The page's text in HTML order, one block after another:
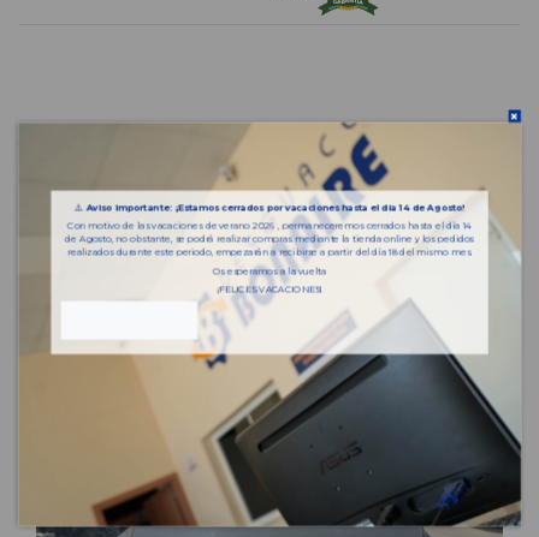
Vehículo de origen
⚠️ Aviso importante: ¡Estamos cerrados por vacaciones hasta el día 14 de Agosto!
Con motivo de las vacaciones de verano 2026 , permaneceremos cerrados hasta el día 14
de Agosto, no obstante, se podrá realizar compras mediante la tienda online y los pedidos
realizados durante este periodo, empezarán a recibirse a partir del día 18 del mismo mes.
Os esperamos a la vuelta
¡FELICES VACACIONES!